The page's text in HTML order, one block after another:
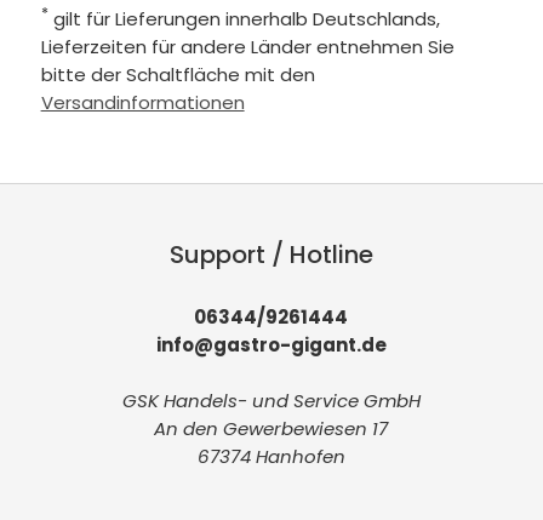
* gilt für Lieferungen innerhalb Deutschlands,
Lieferzeiten für andere Länder entnehmen Sie
bitte der Schaltfläche mit den
Versandinformationen
Support / Hotline
06344/9261444
info@gastro-gigant.de
GSK Handels- und Service GmbH
An den Gewerbewiesen 17
67374 Hanhofen